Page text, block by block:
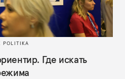
POLITIKA
Где искать